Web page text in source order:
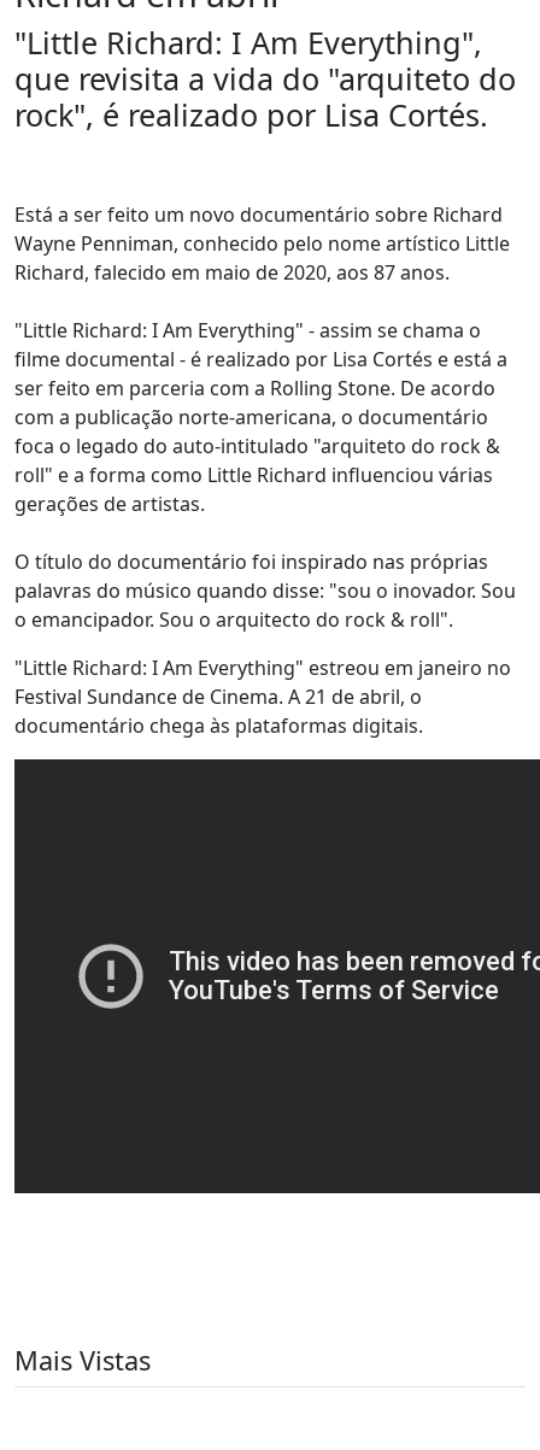
"Little Richard: I Am Everything",
que revisita a vida do "arquiteto do
rock", é realizado por Lisa Cortés.
Está a ser feito um novo documentário sobre Richard
Wayne Penniman, conhecido pelo nome artístico Little
Richard, falecido em maio de 2020, aos 87 anos.
"Little Richard: I Am Everything" - assim se chama o
filme documental - é realizado por Lisa Cortés e está a
ser feito em parceria com a Rolling Stone. De acordo
com a publicação norte-americana, o documentário
foca o legado do auto-intitulado "arquiteto do rock &
roll" e a forma como Little Richard influenciou várias
gerações de artistas.
O título do documentário foi inspirado nas próprias
palavras do músico quando disse: "sou o inovador. Sou
o emancipador. Sou o arquitecto do rock & roll".
"Little Richard: I Am Everything" estreou em janeiro no
Festival Sundance de Cinema. A 21 de abril, o
documentário chega às plataformas digitais.
Mais Vistas